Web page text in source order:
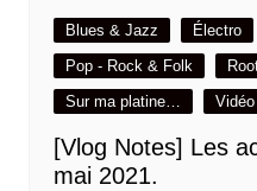
Blues & Jazz Électro
Pop - Rock & Folk
Sur ma platine…
Vidéo
[Vlog Notes] Les
mai 2021.